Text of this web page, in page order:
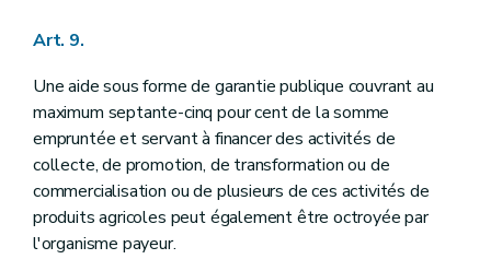
Art. 9.
Une aide sous forme de garantie publique couvrant au
maximum septante-cinq pour cent de la somme
empruntée et servant à financer des activités de
collecte, de promotion, de transformation ou de
commercialisation ou de plusieurs de ces activités de
produits agricoles peut également être octroyée par
l'organisme payeur.